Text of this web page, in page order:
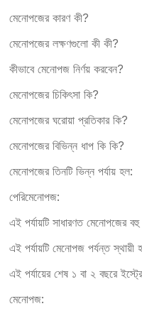
মেনোপজের কারণ কী?
মেনোপজের লক্ষণগুলো কী কী?
কীভাবে মেনোপজ নির্ণয় করবেন?
মেনোপজের চিকিৎসা কি?
মেনোপজের ঘরোয়া প্রতিকার কি?
মেনোপজের বিভিন্ন ধাপ কি কি?
মেনোপজের তিনটি ভিন্ন পর্যায় হল:
পেরিমেনোপজ:
এই পর্যায়টি সাধারণত মেনোপজের
এই পর্যায়টি মেনোপজ পর্যন্ত স্থায়ী
এই পর্যায়ের শেষ ১ বা ২ বছরে
মেনোপজ: